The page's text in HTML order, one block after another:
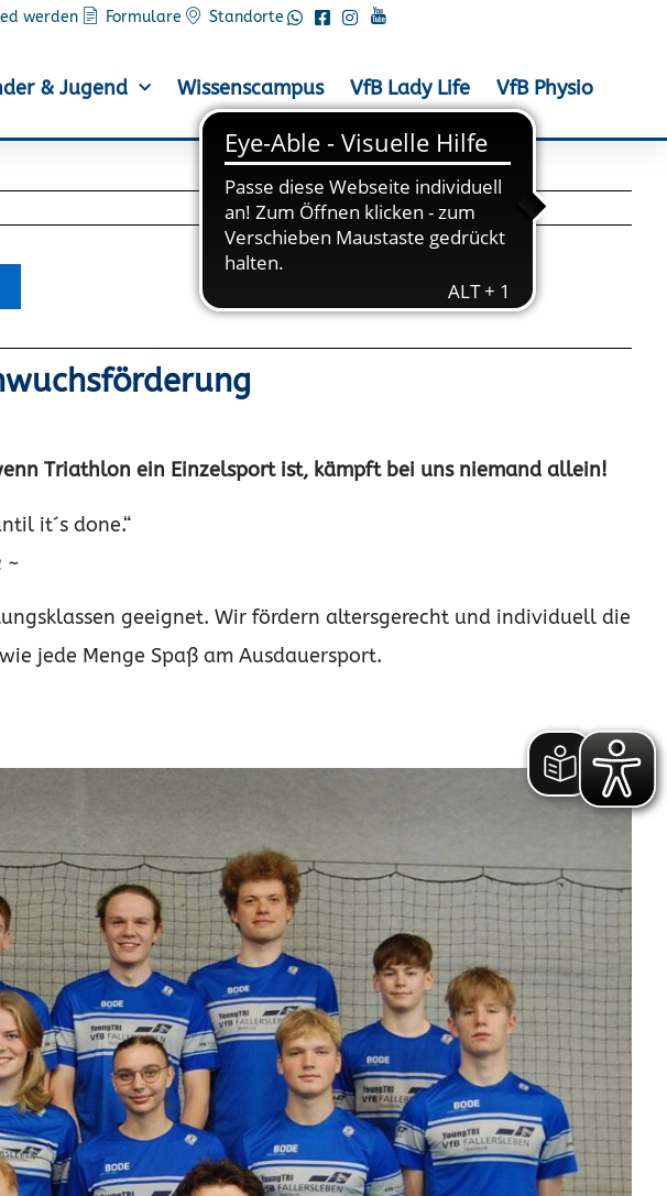
werden Formulare Standorte
& Jugend Wissenscampus VfB Lady Life VfB Physio
Triathlon ein Einzelsport ist, kämpft bei uns niemand allein!
it´s done.“
~
geeignet. Wir fördern altersgerecht und individuell die
jede Menge Spaß am Ausdauersport.